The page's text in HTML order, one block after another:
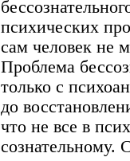
психических
сам человек не
Проблема
только с
до
что не все в
сознательному.